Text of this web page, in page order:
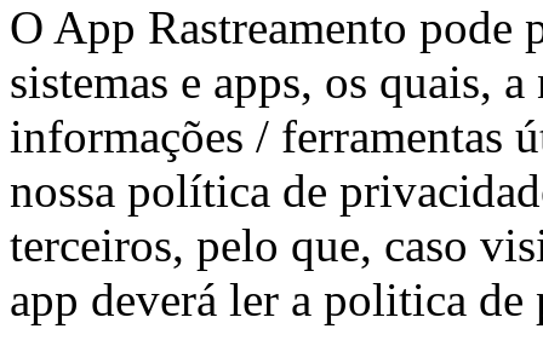
O App Rastreamento pode
sistemas e apps, os quais,
informações / ferramentas
nossa política de
terceiros, pelo que, caso
app deverá ler a politica